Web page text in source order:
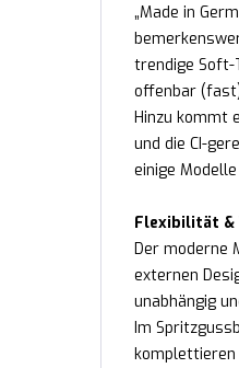
„Made in
trendige Soft-
offenbar
Hinzu kommt
und die CI-
einige
Flexibilität &
Der moderne
externen
unabhängig
Im
komplettieren